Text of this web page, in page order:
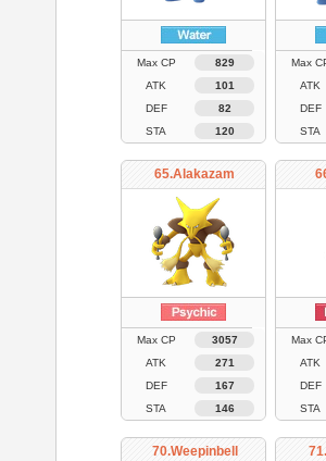
Max CP
829
ATK
101
DEF
82
STA
120
Max
ATK
DEF
STA
65.Alakazam
Max CP
3057
ATK
271
DEF
167
STA
146
Max
ATK
DEF
STA
70.Weepinbell